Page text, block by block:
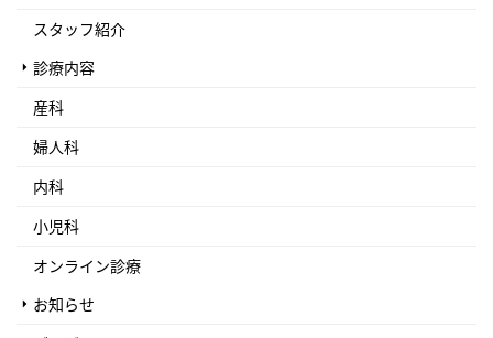
スタッフ紹介
診療内容
産科
婦人科
内科
小児科
オンライン診療
お知らせ